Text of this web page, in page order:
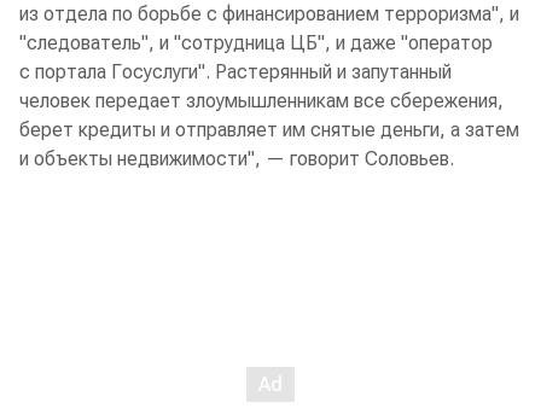
из отдела по борьбе с финансированием терроризма", и
"следователь", и "сотрудница ЦБ", и даже "оператор
с портала Госуслуги". Растерянный и запутанный
человек передает злоумышленникам все сбережения,
берет кредиты и отправляет им снятые деньги, а затем
и объекты недвижимости", — говорит Соловьев.